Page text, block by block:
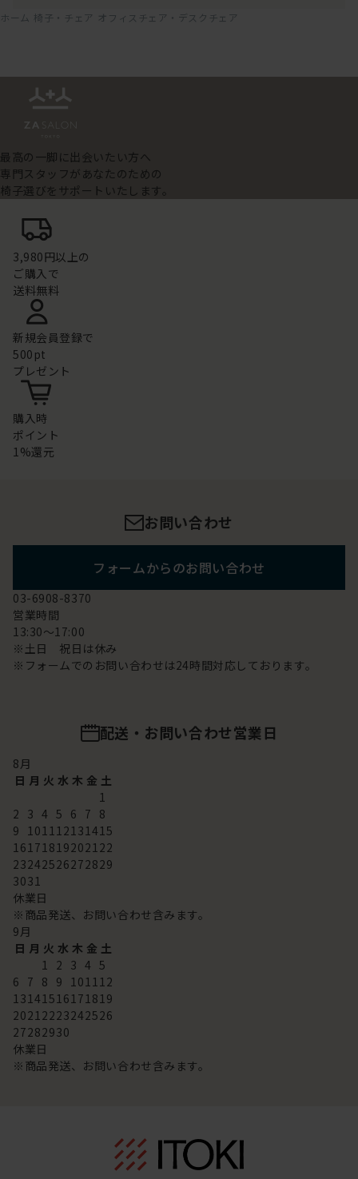
ホーム 椅子・チェア オフィスチェア・デスクチェア
最高の一脚に出会いたい方へ
専門スタッフがあなたのための
椅子選びをサポートいたします。
3,980円以上の
ご購入で
送料無料
新規会員登録で
500pt
プレゼント
購入時
ポイント
1%還元
お問い合わせ
フォームからのお問い合わせ
03-6908-8370
営業時間
13:30～17:00
※土日 祝日は休み
※フォームでのお問い合わせは24時間対応しております。
配送・お問い合わせ営業日
8月
日 月 火 水 木 金 土
1
2 3 4 5 6 7 8
9 101112131415
16171819202122
23242526272829
3031
休業日
※商品発送、お問い合わせ含みます。
9月
日 月 火 水 木 金 土
1 2 3 4 5
6 7 8 9 101112
13141516171819
20212223242526
27282930
休業日
※商品発送、お問い合わせ含みます。